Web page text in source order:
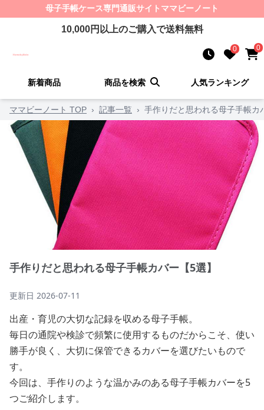
母子手帳ケース専門通販サイト ママビーノート
10,000円以上のご購入で送料無料
0 0
新着商品 商品を検索 人気ランキング
ママビーノート TOP › 記事一覧 › 手作りだと思われる母子手帳カ
手作りだと思われる母子手帳カバー【5選】
更新日 2026-07-11
出産・育児の大切な記録を収める母子手帳。
毎日の通院や検診で頻繁に使用するものだからこそ、使い
勝手が良く、大切に保管できるカバーを選びたいもので
す。
今回は、手作りのような温かみのある母子手帳カバーを5
つご紹介します。